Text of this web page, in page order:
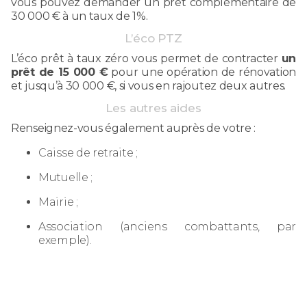
30 000 € à un taux de 1%.
L’éco PTZ
L’éco prêt à taux zéro vous permet de contracter un
prêt de 15 000 €pour une opération de rénovation
et jusqu’à 30 000 €, si vous en rajoutez deux autres.
Les autres aides
Renseignez-vous également auprès de votre :
Caisse de retraite ;
Mutuelle ;
Mairie ;
Association (anciens combattants, par
exemple).